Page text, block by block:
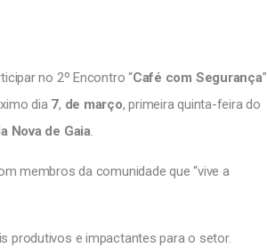
no 2º Encontro “Café com Segurança”
dia 7, de março, primeira quinta-feira do
Nova de Gaia.
membros da comunidade que “vive a
produtivos e impactantes para o setor.